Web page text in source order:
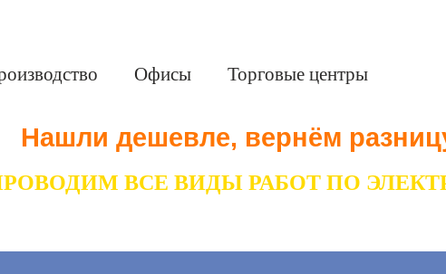
Офисы Торговые центры
Нашли дешевле, вернём
ВСЕ ВИДЫ РАБОТ ПО